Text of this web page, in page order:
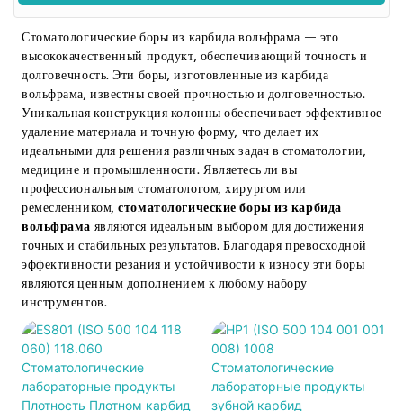
Стоматологические боры из карбида вольфрама — это
высококачественный продукт, обеспечивающий точность и
долговечность. Эти боры, изготовленные из карбида
вольфрама, известны своей прочностью и долговечностью.
Уникальная конструкция колонны обеспечивает эффективное
удаление материала и точную форму, что делает их
идеальными для решения различных задач в стоматологии,
медицине и промышленности. Являетесь ли вы
профессиональным стоматологом, хирургом или
ремесленником,стоматологические боры из карбида
вольфрама являются идеальным выбором для достижения
точных и стабильных результатов. Благодаря превосходной
эффективности резания и устойчивости к износу эти боры
являются ценным дополнением к любому набору
инструментов.